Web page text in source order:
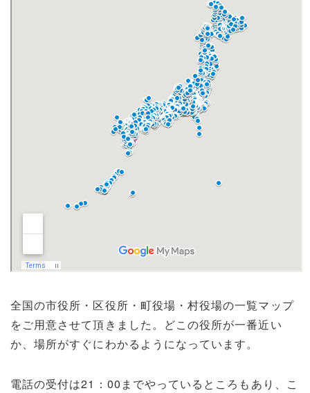
全国の市役所・区役所・町役場・村役場の一覧マップ
をご用意させて頂きました。どこの役所が一番近い
か、場所がすぐにわかるようになっています。
電話の受付は21：00までやっているところもあり、こ